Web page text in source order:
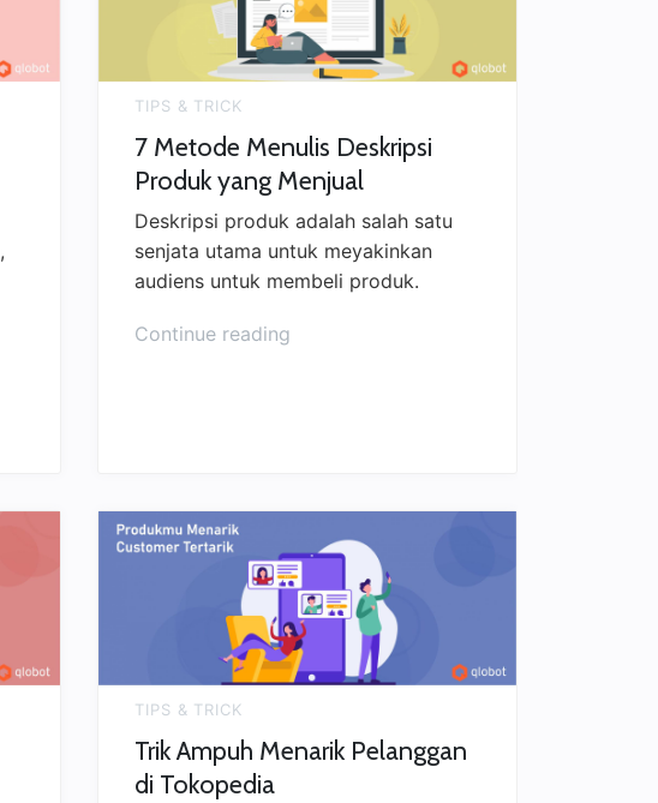
TIPS & TRICK
7 Metode Menulis Deskripsi
Produk yang Menjual
Deskripsi produk adalah salah satu
senjata utama untuk meyakinkan
audiens untuk membeli produk.
Continue reading
TIPS & TRICK
Trik Ampuh Menarik Pelanggan
di Tokopedia